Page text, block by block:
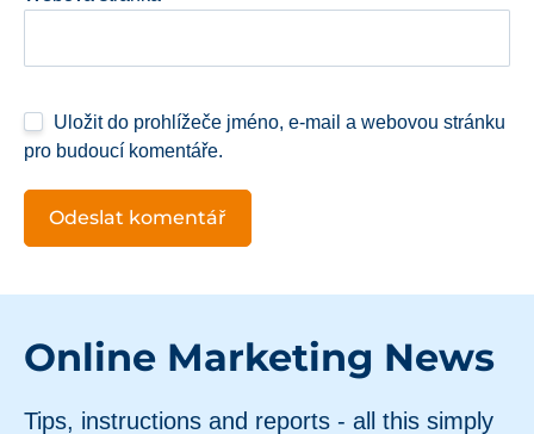
Uložit do prohlížeče jméno, e-mail a webovou stránku
pro budoucí komentáře.
Online Marketing News
Tips, instructions and reports - all this simply